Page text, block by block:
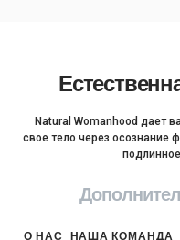
Natural Womanhood дает
свое тело через осознание
О НАС НАША КОМАНДА